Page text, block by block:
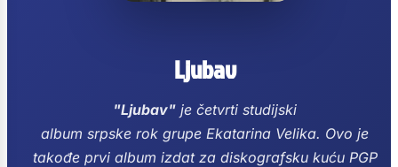
Ljubav
"Ljubav" je četvrti studijski
album srpske rok grupe Ekatarina Velika. Ovo je
takođe prvi album izdat za diskografsku kuću PGP